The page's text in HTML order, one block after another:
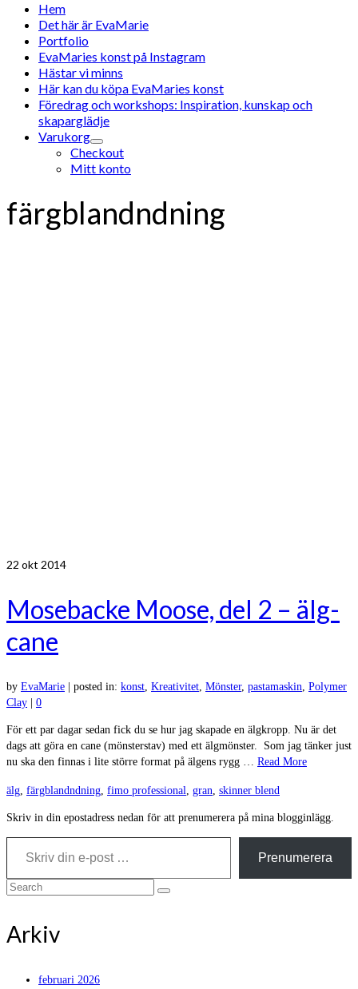
Hem
Det här är EvaMarie
Portfolio
EvaMaries konst på Instagram
Hästar vi minns
Här kan du köpa EvaMaries konst
Föredrag och workshops: Inspiration, kunskap och
skaparglädje
Varukorg
Checkout
Mitt konto
färgblandndning
22 okt 2014
Mosebacke Moose, del 2 – älg-
cane
by EvaMarie posted in: konst, Kreativitet, Mönster, pastamaskin, Polymer
Clay
0
För ett par dagar sedan fick du se hur jag skapade en älgkropp. Nu är det
dags att göra en cane (mönsterstav) med ett älgmönster. Som jag tänker just
nu ska den finnas i lite större format på älgens rygg … Read More
älg, färgblandndning, fimo professional, gran, skinner blend
Skriv in din epostadress nedan för att prenumerera på mina blogginlägg.
Skriv din e-post …
Prenumerera
Search
Arkiv
februari 2026